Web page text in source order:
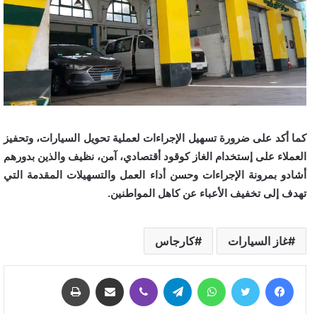
كما أكد على ضرورة تسهيل الإجراءات لعملية تحويل السيارات، وتحفيز
العملاء على إستخدام الغاز كوقود أقتصادي، آمن، نظيف والذين بدورهم
أشادو بمرونة الإجراءات وحسن أداء العمل والتسهيلات المقدمة التي
تهدف إلى تخفيف الأعباء عن كاهل المواطنين.
غاز السيارات كارجاس
فيسبوك تويتر واتساب تيلقرام ڤايبر مشاركة عبر البريد